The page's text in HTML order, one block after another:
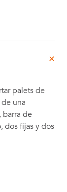
palets de
una
barra de
dos fijas y dos